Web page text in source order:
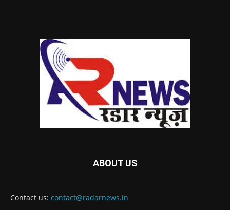
ABOUT US
Contact us: contact@radarnews.in